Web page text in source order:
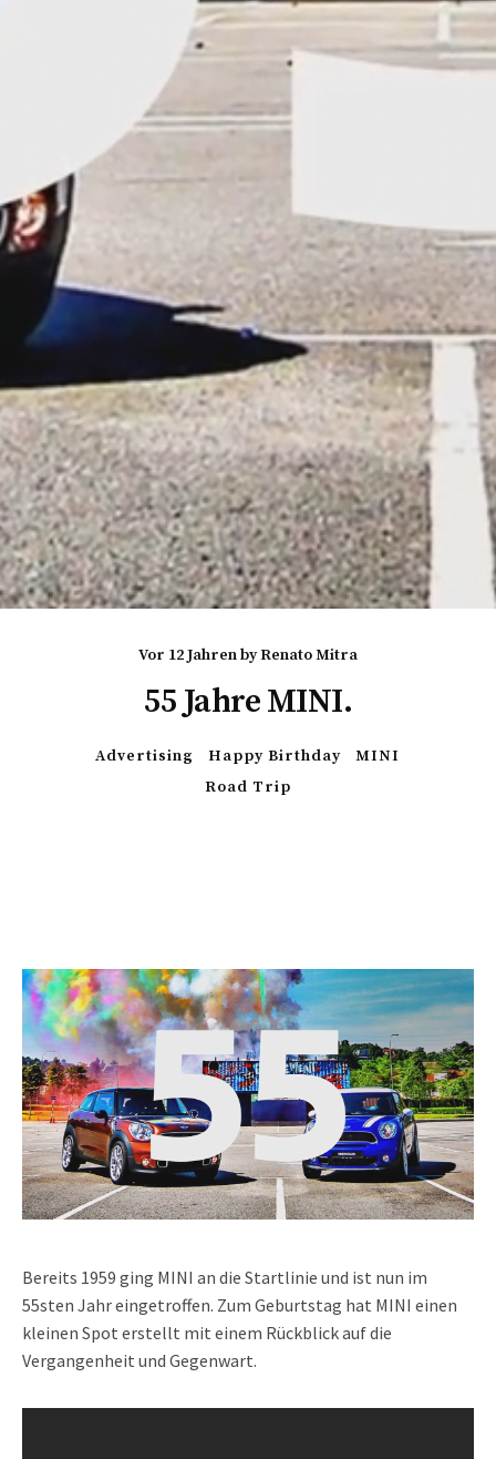
vor 12 JahrenbyRenato Mitra
55 Jahre MINI.
Advertising Happy Birthday
MINI
Road Trip
Bereits 1959 ging MINI an die Startlinie und ist nun im
55sten Jahr eingetroffen. Zum Geburtstag hat MINI einen
kleinen Spot erstellt mit einem Rückblick auf die
Vergangenheit und Gegenwart.